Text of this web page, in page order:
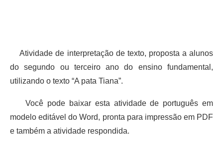
Atividade de interpretação de texto, proposta a alunos
do segundo ou terceiro ano do ensino fundamental,
utilizando o texto “A pata Tiana”.
Você pode baixar esta atividade de português em
modelo editável do Word, pronta para impressão em PDF
e também a atividade respondida.